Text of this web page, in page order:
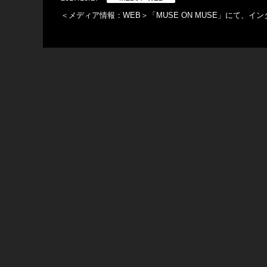
＜メディア情報：WEB＞「MUSE ON MUSE」にて、イン